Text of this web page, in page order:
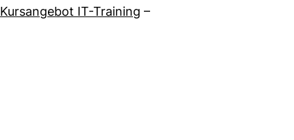
Kursangebot IT-Training –